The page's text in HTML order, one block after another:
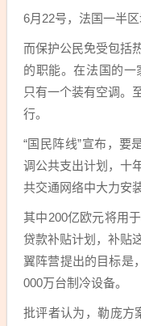
6月22号，法国一半
而保护公民免受包括
的职能。在法国的
只有一个装有空调。
行。
“国民阵线”宣布，要
调公共支出计划，十
共交通网络中大力安
其中200亿欧元将用
贷款补贴计划，补贴
翼阵营提出的目标是
000万台制冷设备。
批评者认为，勒庞方